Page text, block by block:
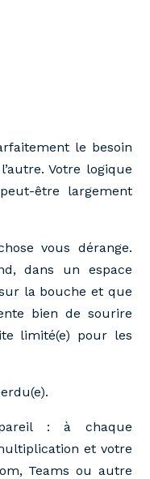
le besoin
Votre logique
être largement
vous dérange.
dans un espace
la bouche et que
bien de sourire
limité(e) pour les
: à chaque
et votre
Teams ou autre